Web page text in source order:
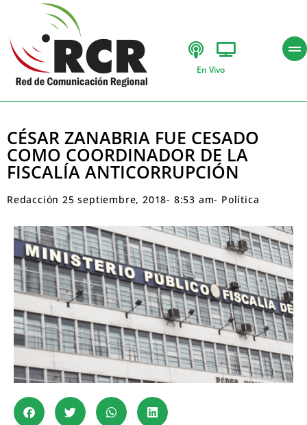
En Vivo
CÉSAR ZANABRIA FUE CESADO
COMO COORDINADOR DE LA
FISCALÍA ANTICORRUPCIÓN
Redacción 25 septiembre, 2018- 8:53 am- Política